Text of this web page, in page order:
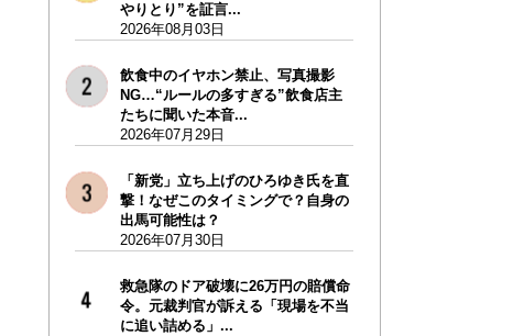
やりとり”を証言...
2026年08月03日
飲食中のイヤホン禁止、写真撮影
NG…“ルールの多すぎる”飲食店主
たちに聞いた本音...
2026年07月29日
「新党」立ち上げのひろゆき氏を直
撃！なぜこのタイミングで？自身の
出馬可能性は？
2026年07月30日
救急隊のドア破壊に26万円の賠償命
令。元裁判官が訴える「現場を不当
に追い詰める」...